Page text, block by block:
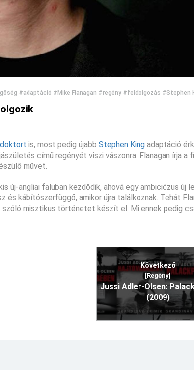
#adaptáció #Mike Flanagan #regény #feldolgozás #Stephen
is, most pedig újabb Stephen King adaptáció
című regényét viszi vászonra. Flanagan írja
művet.
angliai faluban kezdődik, ahová egy ambiciózus új
és kábítószerfüggő, amikor újra találkoznak. Tehát
misztikus történetet készít el. Mi ennek pedig
Következő
[Regény]
Jussi Adler-Olsen:
(2009)